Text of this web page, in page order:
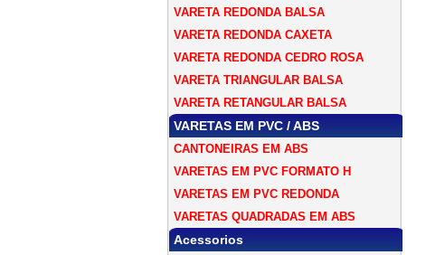
VARETA REDONDA BALSA
VARETA REDONDA CAXETA
VARETA REDONDA CEDRO ROSA
VARETA TRIANGULAR BALSA
VARETA RETANGULAR BALSA
VARETAS EM PVC / ABS
CANTONEIRAS EM ABS
VARETAS EM PVC FORMATO H
VARETAS EM PVC REDONDA
VARETAS QUADRADAS EM ABS
Acessorios